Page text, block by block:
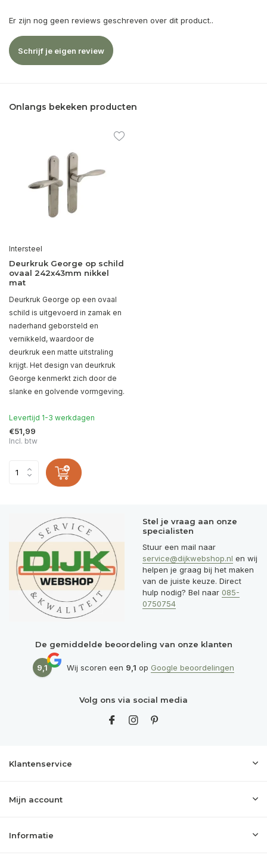
Er zijn nog geen reviews geschreven over dit product..
Schrijf je eigen review
Onlangs bekeken producten
Intersteel
Deurkruk George op schild
ovaal 242x43mm nikkel
mat
Deurkruk George op een ovaal
schild is uitgevoerd in zamak en
naderhand geborsteld en
vernikkeld, waardoor de
deurkruk een matte uitstraling
krijgt. Het design van deurkruk
George kenmerkt zich door de
slanke en golvende vormgeving.
Levertijd 1-3 werkdagen
€51,99
Incl. btw
Stel je vraag aan onze
specialisten
Stuur een mail naar
service@dijkwebshop.nl en wij
helpen je graag bij het maken
van de juiste keuze. Direct
hulp nodig? Bel naar 085-
0750754
De gemiddelde beoordeling van onze klanten
9,1 Wij scoren een 9,1 op Google beoordelingen
Volg ons via social media
Klantenservice
Mijn account
Informatie